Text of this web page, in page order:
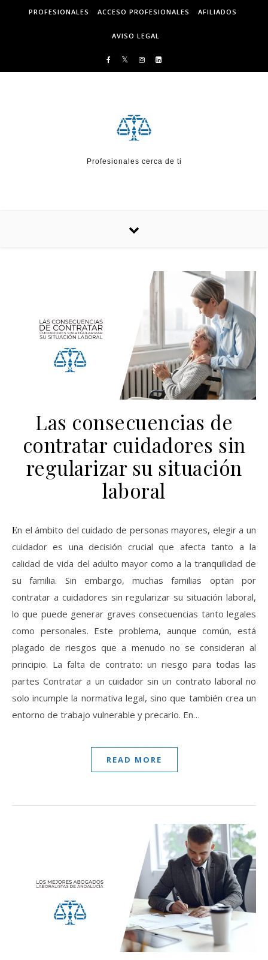
Skip to contentPROFESIONALES ACCESO PROFESIONALES AFILIADOS
AVISO LEGAL
Profesionales cerca de ti
Las consecuencias de
contratar cuidadores sin
regularizar su situación
laboral
En el ámbito del cuidado de personas mayores, elegir a un
cuidador es una decisión crucial que afecta tanto a la
calidad de vida del adulto mayor como a la tranquilidad de
su familia. Sin embargo, muchas familias optan por
contratar a cuidadores sin regularizar su situación laboral,
lo que puede generar graves consecuencias tanto legales
como personales. Este problema, aunque común, está
plagado de riesgos que a menudo no se consideran al
principio. La falta de contrato: un riesgo para todas las
partes Contratar a un cuidador sin un contrato laboral no
solo incumple la normativa legal, sino que también crea un
entorno de trabajo vulnerable y precario. En…
READ MORE